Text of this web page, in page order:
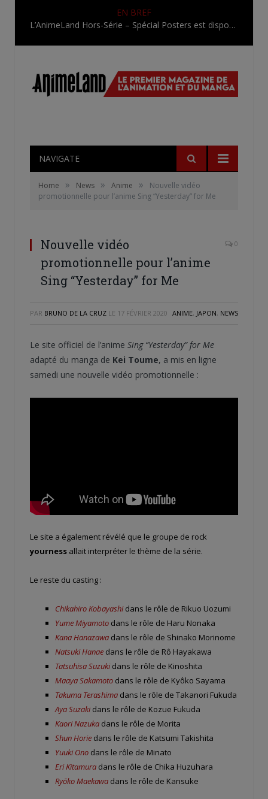
EN BREF
L’AnimeLand Hors-Série – Spécial Posters est disponible !
NAVIGATE
Home » News » Anime »
Nouvelle vidéo
promotionnelle pour l’anime Sing “Yesterday” for Me
Nouvelle vidéo
promotionnelle pour l’anime
Sing “Yesterday” for Me
0
PAR BRUNO DE LA CRUZ LE 17 FÉVRIER 2020 ANIME, JAPON, NEWS
Le site officiel de l’anime Sing “Yesterday” for Me
adapté du manga de Kei Toume, a mis en ligne
samedi une nouvelle vidéo promotionnelle :
Le site a également révélé que le groupe de rock
yourness allait interpréter le thème de la série.
Le reste du casting :
Chikahiro Kobayashidans le rôle de Rikuo Uozumi
Yume Miyamoto dans le rôle de Haru Nonaka
Kana Hanazawa dans le rôle de Shinako Morinome
Natsuki Hanae dans le rôle de Rô Hayakawa
Tatsuhisa Suzukidans le rôle de Kinoshita
Maaya Sakamoto dans le rôle de Kyôko Sayama
Takuma Terashima dans le rôle de Takanori Fukuda
Aya Suzakidans le rôle de Kozue Fukuda
Kaori Nazuka dans le rôle de Morita
Shun Horie dans le rôle de Katsumi Takishita
Yuuki Ono dans le rôle de Minato
Eri Kitamura dans le rôle de Chika Huzuhara
Ryōko Maekawa dans le rôle de Kansuke